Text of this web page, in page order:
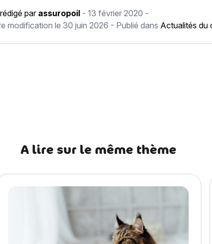
parassuropoil - 13 février 2020 -
modification le 30 juin 2026 - Publié dans Actualités du
Schipperke : histoire, caractère, alimentation,
A lire sur le même thème